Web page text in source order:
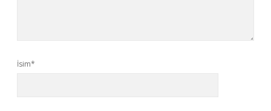
İsim*